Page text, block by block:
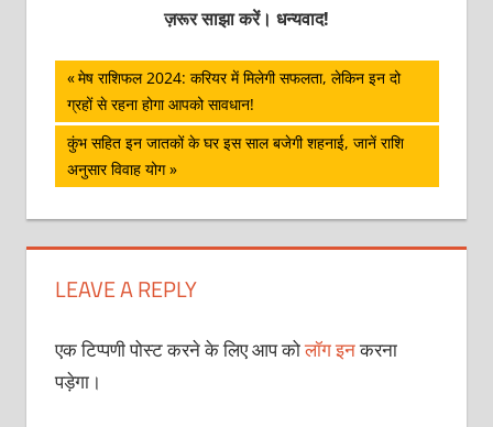
ज़रूर साझा करें। धन्यवाद!
पोस्ट
नेविगेशन
Previous
Post:
मेष राशिफल 2024: करियर में मिलेगी सफलता, लेकिन इन दो
ग्रहों से रहना होगा आपको सावधान!
Next
Post:
कुंभ सहित इन जातकों के घर इस साल बजेगी शहनाई, जानें राशि
अनुसार विवाह योग
LEAVE A REPLY
एक टिप्पणी पोस्ट करने के लिए आप कोलॉग इनकरना
पड़ेगा।